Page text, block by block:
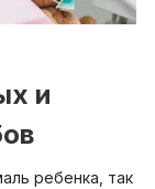
и
ребенка, так